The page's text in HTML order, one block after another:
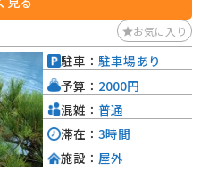
お気に入り
駐車： 駐車場あり
予算： 2000円
混雑： 普通
滞在： 3時間
施設： 屋外